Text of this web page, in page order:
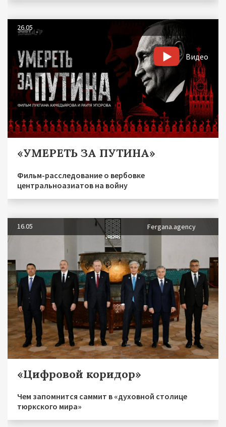
26.05
Видео
«УМЕРЕТЬ ЗА ПУТИНА»
Фильм-расследование о вербовке
центральноазиатов на войну
16.05 Fergana.agency
«Цифровой коридор»
Чем запомнится саммит в «духовной столице
тюркского мира»